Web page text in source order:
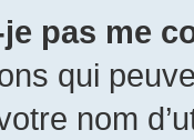
pas me
qui
nom